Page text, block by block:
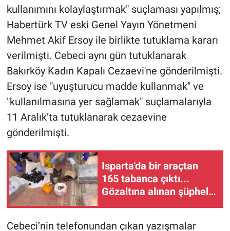
kullanımını kolaylaştırmak" suçlaması yapılmış;
Habertürk TV eski Genel Yayın Yönetmeni
Mehmet Akif Ersoy ile birlikte tutuklama kararı
verilmişti. Cebeci aynı gün tutuklanarak
Bakırköy Kadın Kapalı Cezaevi'ne gönderilmişti.
Ersoy ise "uyuşturucu madde kullanmak" ve
"kullanılmasına yer sağlamak" suçlamalarıyla
11 Aralık’ta tutuklanarak cezaevine
gönderilmişti.
Isparta'da bir araçtan
165 tabanca çıktı...
Gözaltına alınan şüpheli
Cebeci’nin telefonundan çıkan yazışmalar